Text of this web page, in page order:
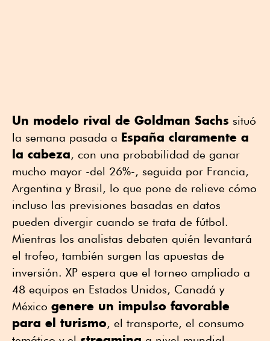
Un modelo rival de Goldman Sachs situó
la semana pasada a España claramente a
la cabeza, con una probabilidad de ganar
mucho mayor -del 26%-, seguida por Francia,
Argentina y Brasil, lo que pone de relieve cómo
incluso las previsiones basadas en datos
pueden divergir cuando se trata de fútbol.
Mientras los analistas debaten quién levantará
el trofeo, también surgen las apuestas de
inversión. XP espera que el torneo ampliado a
48 equipos en Estados Unidos, Canadá y
México genere un impulso favorable
para el turismo, el transporte, el consumo